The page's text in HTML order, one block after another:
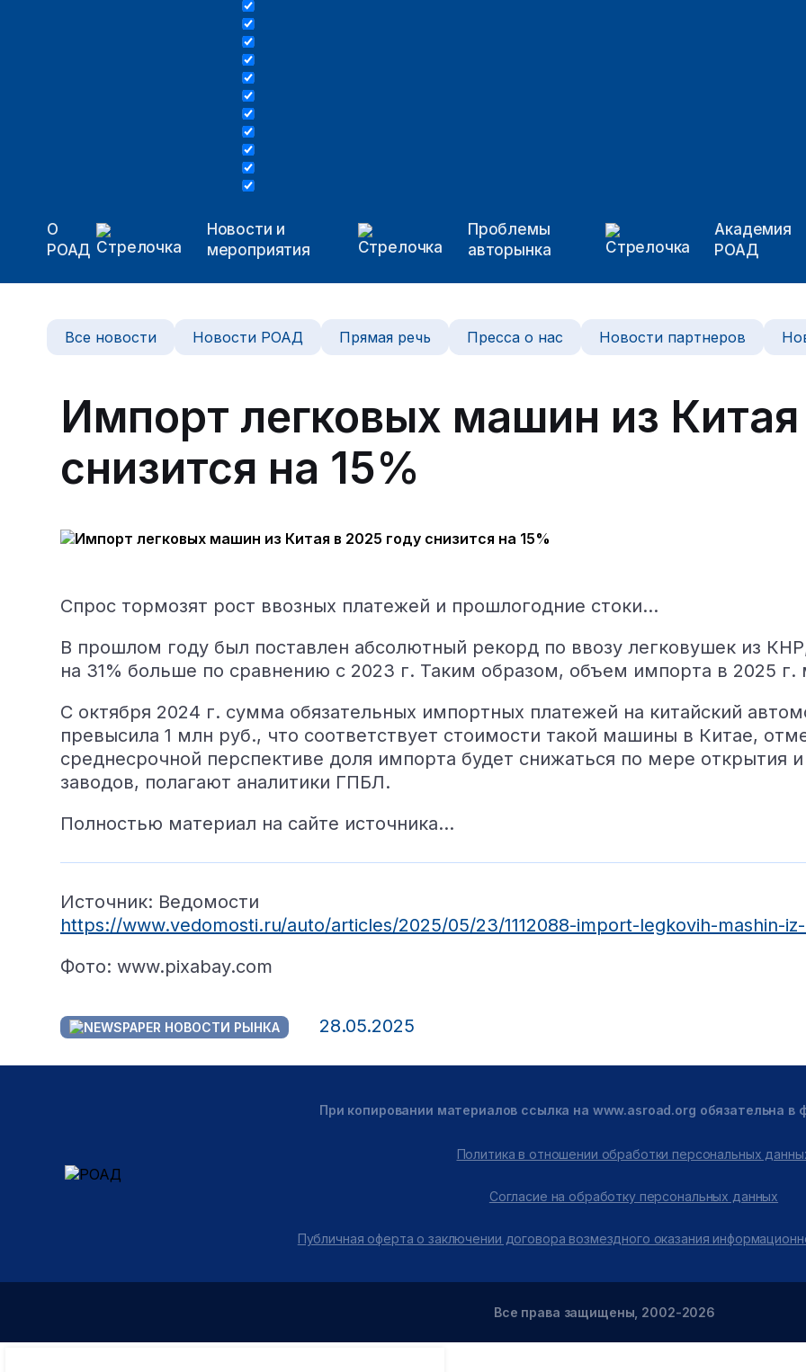
О
РОАД
Новости и
мероприятия
Проблемы
авторынка
Академия
РОАД
Все новости Новости РОАД Прямая речь Пресса о нас Новости партнеров
Импорт легковых машин из Китая
снизится на 15%
Спрос тормозят рост ввозных платежей и прошлогодние стоки…
В прошлом году был поставлен абсолютный рекорд по ввозу легковушек из
на 31% больше по сравнению с 2023 г. Таким образом, объем импорта в 2025
С октября 2024 г. сумма обязательных импортных платежей на китайский
превысила 1 млн руб., что соответствует стоимости такой машины в Китае,
среднесрочной перспективе доля импорта будет снижаться по мере открытия
заводов, полагают аналитики ГПБЛ.
Полностью материал на сайте источника…
Источник: Ведомости
https://www.vedomosti.ru/auto/articles/2025/05/23/1112088-import-legkovih-mashin-
Фото: www.pixabay.com
НОВОСТИ РЫНКА 28.05.2025
При копировании материалов ссылка на www.asroad.org обязательна в
Политика в отношении обработки персональных
Согласие на обработку персональных данных
Публичная оферта о заключении договора возмездного оказания
Все права защищены, 2002-2026